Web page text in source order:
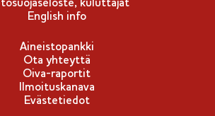
kuluttajat
English info
Aineistopankki
Ota yhteyttä
Oiva-raportit
Ilmoituskanava
Evästetiedot